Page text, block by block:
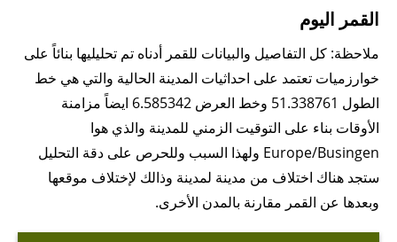
القمر اليوم
ملاحظة: كل التفاصيل والبيانات للقمر أدناه تم تحليليها بنائاً على
خوارزميات تعتمد على احداثيات المدينة الحالية والتي هي خط
الطول 51.338761 وخط العرض 6.585342 ايضاً مزامنة
الأوقات بناء على التوقيت الزمني للمدينة والذي هوا
Europe/Busingen ولهذا السبب وللحرص على دقة التحليل
ستجد هناك اختلاف من مدينة لمدينة وذالك لإختلاف موقعها
وبعدها عن القمر مقارنة بالمدن الأخرى.